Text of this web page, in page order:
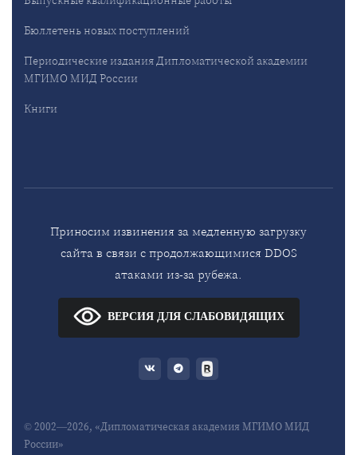
Бюллетень новых поступлений
Периодические издания Дипломатической академии
МГИМО МИД России
Книги
Приносим извинения за медленную загрузку
сайта в связи с продолжающимися DDOS
атаками из-за рубежа.
ВЕРСИЯ ДЛЯ СЛАБОВИДЯЩИХ
© 2002—2026, «Дипломатическая академия МГИМО МИД
России»